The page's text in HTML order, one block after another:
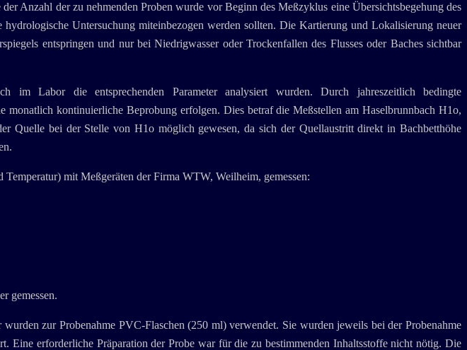
Anzahl der zu nehmenden Proben wurde vor Beginn des Meßzyklus eine Übersichtsbegehung des
Untersuchung miteinbezogen werden sollten. Die Kartierung und Lokalisierung neuer
entspringen und nur bei Niedrigwasser oder Trockenfallen des Flusses oder Baches sichtbar
Labor die entsprechenden Parameter analysiert wurden. Durch jahreszeitlich bedingte
monatlich kontinuierliche Beprobung erfolgen. Dies betraf die Meßstellen am Haselbrunnbach H1o,
Quelle bei der Stelle von H1o möglich gewesen, da sich der Quellaustritt direkt in Bachbetthöhe
mit Meßgeräten der Firma WTW, Weilheim, gemessen:
gemessen.
zur Probenahme PVC-Flaschen (250 ml) verwendet. Sie wurden jeweils bei der Probenahme
Eine erforderliche Präparation der Probe war für die zu bestimmenden Inhaltsstoffe nicht nötig. Die